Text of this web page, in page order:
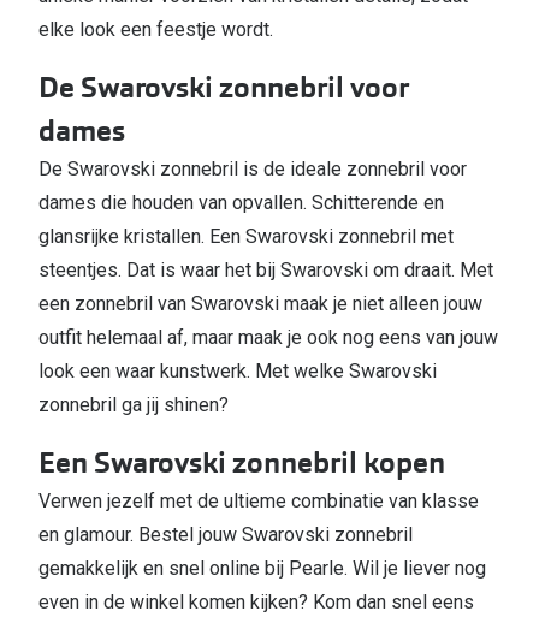
elke look een feestje wordt.
De Swarovski zonnebril voor
dames
De Swarovski zonnebril is de ideale zonnebril voor
dames die houden van opvallen. Schitterende en
glansrijke kristallen. Een Swarovski zonnebril met
steentjes. Dat is waar het bij Swarovski om draait. Met
een zonnebril van Swarovski maak je niet alleen jouw
outfit helemaal af, maar maak je ook nog eens van jouw
look een waar kunstwerk. Met welke Swarovski
zonnebril ga jij shinen?
Een Swarovski zonnebril kopen
Verwen jezelf met de ultieme combinatie van klasse
en glamour. Bestel jouw Swarovski zonnebril
gemakkelijk en snel online bij Pearle. Wil je liever nog
even in de winkel komen kijken? Kom dan snel eens